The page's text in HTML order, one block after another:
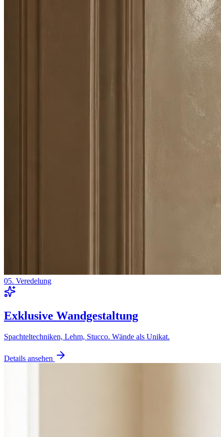
05. Veredelung
Exklusive Wandgestaltung
Spachteltechniken, Lehm, Stucco. Wände als Unikat.
Details ansehen